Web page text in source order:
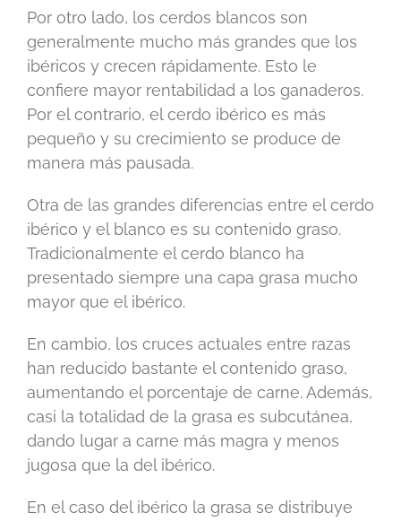
Por otro lado, los cerdos blancos son
generalmente mucho más grandes que los
ibéricos y crecen rápidamente. Esto le
confiere mayor rentabilidad a los ganaderos.
Por el contrario, el cerdo ibérico es más
pequeño y su crecimiento se produce de
manera más pausada.
Otra de las grandes diferencias entre el cerdo
ibérico y el blanco es su contenido graso.
Tradicionalmente el cerdo blanco ha
presentado siempre una capa grasa mucho
mayor que el ibérico.
En cambio, los cruces actuales entre razas
han reducido bastante el contenido graso,
aumentando el porcentaje de carne. Además,
casi la totalidad de la grasa es subcutánea,
dando lugar a carne más magra y menos
jugosa que la del ibérico.
En el caso del ibérico la grasa se distribuye